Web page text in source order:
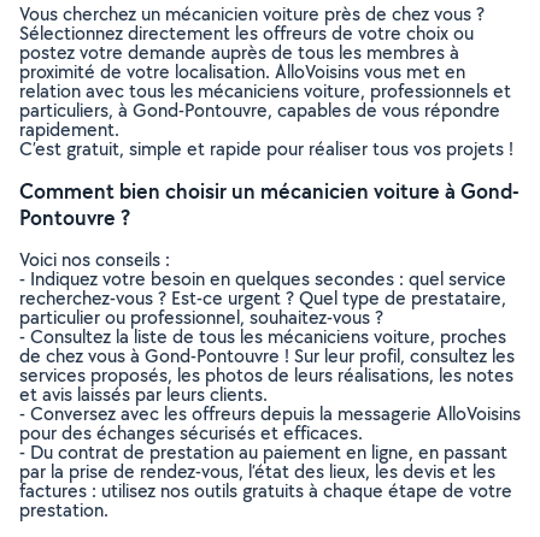
Vous cherchez un mécanicien voiture près de chez vous ?
Sélectionnez directement les offreurs de votre choix ou
postez votre demande auprès de tous les membres à
proximité de votre localisation. AlloVoisins vous met en
relation avec tous les mécaniciens voiture, professionnels et
particuliers, à Gond-Pontouvre, capables de vous répondre
rapidement.
C’est gratuit, simple et rapide pour réaliser tous vos projets !
Comment bien choisir un mécanicien voiture à Gond-
Pontouvre ?
Voici nos conseils :
- Indiquez votre besoin en quelques secondes : quel service
recherchez-vous ? Est-ce urgent ? Quel type de prestataire,
particulier ou professionnel, souhaitez-vous ?
- Consultez la liste de tous les mécaniciens voiture, proches
de chez vous à Gond-Pontouvre ! Sur leur profil, consultez les
services proposés, les photos de leurs réalisations, les notes
et avis laissés par leurs clients.
- Conversez avec les offreurs depuis la messagerie AlloVoisins
pour des échanges sécurisés et efficaces.
- Du contrat de prestation au paiement en ligne, en passant
par la prise de rendez-vous, l’état des lieux, les devis et les
factures : utilisez nos outils gratuits à chaque étape de votre
prestation.